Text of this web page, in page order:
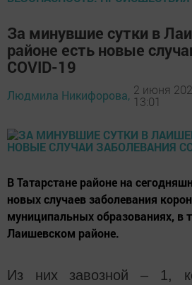
За минувшие сутки в
районе есть новые
COVID-19
Людмила Никифорова, 2 июня
13:01
В Татарстане районе на
новых случаев заболевания
муниципальных образованиях, в
Лаишевском районе.
Из них завозной – 1,